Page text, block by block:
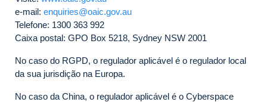
e-mail: enquiries@oaic.gov.au
Telefone: 1300 363 992
Caixa postal: GPO Box 5218, Sydney NSW 2001
No caso do RGPD, o regulador aplicável é o regulador local
da sua jurisdição na Europa.
No caso da China, o regulador aplicável é o Cyberspace